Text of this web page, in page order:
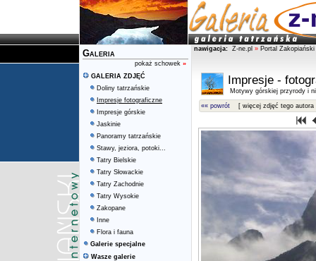
Galeria
pokaż schowek »
GALERIA ZDJĘĆ
Doliny tatrzańskie
Impresje fotograficzne
Impresje górskie
Jaskinie
Panoramy tatrzańskie
Stawy, jeziora, potoki...
Tatry Bielskie
Tatry Słowackie
Tatry Zachodnie
Tatry Wysokie
Zakopane
Inne
Flora i fauna
Galerie specjalne
Wasze galerie
nawigacja: Z-ne.pl » Portal Zakopiański
Impresje -
Motywy górskiej przyrody i
«« powrót [ więcej zdjęć tego autora